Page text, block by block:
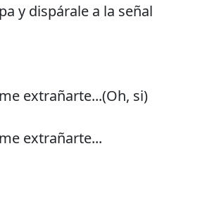
y dispárale a la señal
extrañarte...(Oh, si)
extrañarte...